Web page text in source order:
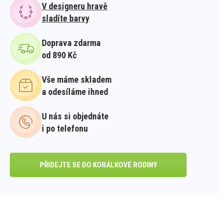
V designeru hravě
sladíte barvy
Doprava zdarma
od 890 Kč
Vše máme skladem
a odesíláme ihned
U nás si objednáte
i po telefonu
PŘIDEJTE SE DO KORÁLKOVÉ RODINY